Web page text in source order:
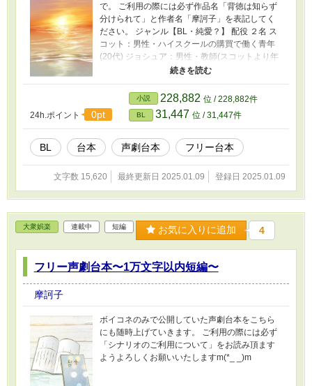
で。 ご利用の際には必ず作品名「背徳は知らず
分けられて」と作者名「摩訶子」を表記してく
ださい。 ジャンル【BL・純愛？】 配役 ２名 ス
コット：男性・ハイスクールの購買で働く青年
(20代) ジョシュア：男性・教師(スコットより年
上であれば年齢設定自由) 《概要》 夕陽に染め上
それだけ。 『美』をテーマにしたとても趣味の
偏ったシナリオです。 あからさまな絡み描写は
たぶんない…といっていいと……思いま
す………が、近いものはあるので、一応全年齢
版については【ほぼR15】という認識でお願い
します。 ※R15ブック内でR18の章を入れるこ
とができないようなので本作だけ独立して公開
しています。 これ以外のBL作品はこちらからど
うぞ👇
7766667
24h.ポイント 0pt
小説 228,882 位 / 228,882件
BL 31,447 位 / 31,447件
BL 台本 声劇台本 フリー台本
文字数 15,620 最終更新日 2025.01.09 登録日 2025.01.09
大衆娯楽 連載中 短編 お気に入りに追加 4
フリー声劇台本〜1万文字以内短編〜
摩訶子
ボイコネのみで公開していた声劇台本をこちら
にも随時上げていきます。 ご利用の際には必ず
「シナリオのご利用について」をお読み頂ます
ようよろしくお願いいたしますm(*_ _)m